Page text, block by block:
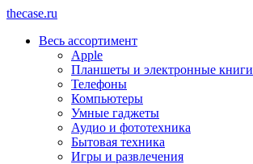
thecase.ru
Весь ассортимент
Apple
Планшеты и электронные книги
Телефоны
Компьютеры
Умные гаджеты
Аудио и фототехника
Бытовая техника
Игры и развлечения